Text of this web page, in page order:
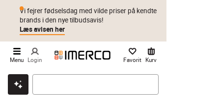
Klik & hent Byt i 1 år Prismatch
Vi fejrer fødselsdag med vilde priser på kendte
brands i den nye tilbudsavis!
Læs avisen her
Menu Login Favorit Kurv